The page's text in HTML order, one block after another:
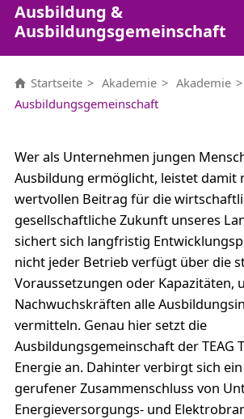
Ausbildung &
Ausbildungsgemeinschaft
Startseite Akademie Akademie
Ausbildungsgemeinschaft
Wer als Unternehmen jungen
Ausbildung ermöglicht, leistet damit
wertvollen Beitrag für die
gesellschaftliche Zukunft unseres
sichert sich langfristig
nicht jeder Betrieb verfügt über die
Voraussetzungen oder Kapazitäten,
Nachwuchskräften alle
vermitteln. Genau hier setzt die
Ausbildungsgemeinschaft der TEAG
Energie an. Dahinter verbirgt sich
gerufener Zusammenschluss von
Energieversorgungs- und